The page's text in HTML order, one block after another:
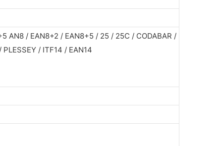
AN8 / EAN8+2 / EAN8+5 / 25 / 25C / CODABAR /
/ ITF14 / EAN14